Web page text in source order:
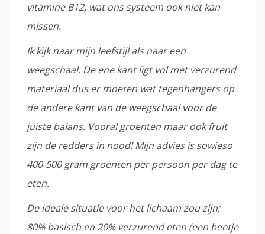
vitamine B12, wat ons systeem ook niet kan
missen.
Ik kijk naar mijn leefstijl als naar een
weegschaal. De ene kant ligt vol met verzurend
materiaal dus er moeten wat tegenhangers op
de andere kant van de weegschaal voor de
juiste balans. Vooral groenten maar ook fruit
zijn de redders in nood! Mijn advies is sowieso
400-500 gram groenten per persoon per dag te
eten.
De ideale situatie voor het lichaam zou zijn;
80% basisch en 20% verzurend eten (een beetje